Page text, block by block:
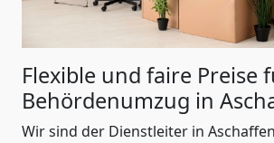
Flexible und faire Preise
Behördenumzug in
Wir sind der Dienstleiter in